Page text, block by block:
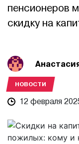
пенсионеров
скидку на
НОВОСТИ
12 февраля